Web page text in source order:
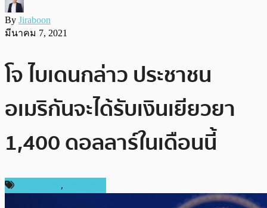
By Jiraboon
มีนาคม 7, 2021
โจ ไบเดนกล่าว ประชาชน
อเมริกันจะได้รับเงินเยียวยา
1,400 ดอลลาร์ในเดือนนี้
,